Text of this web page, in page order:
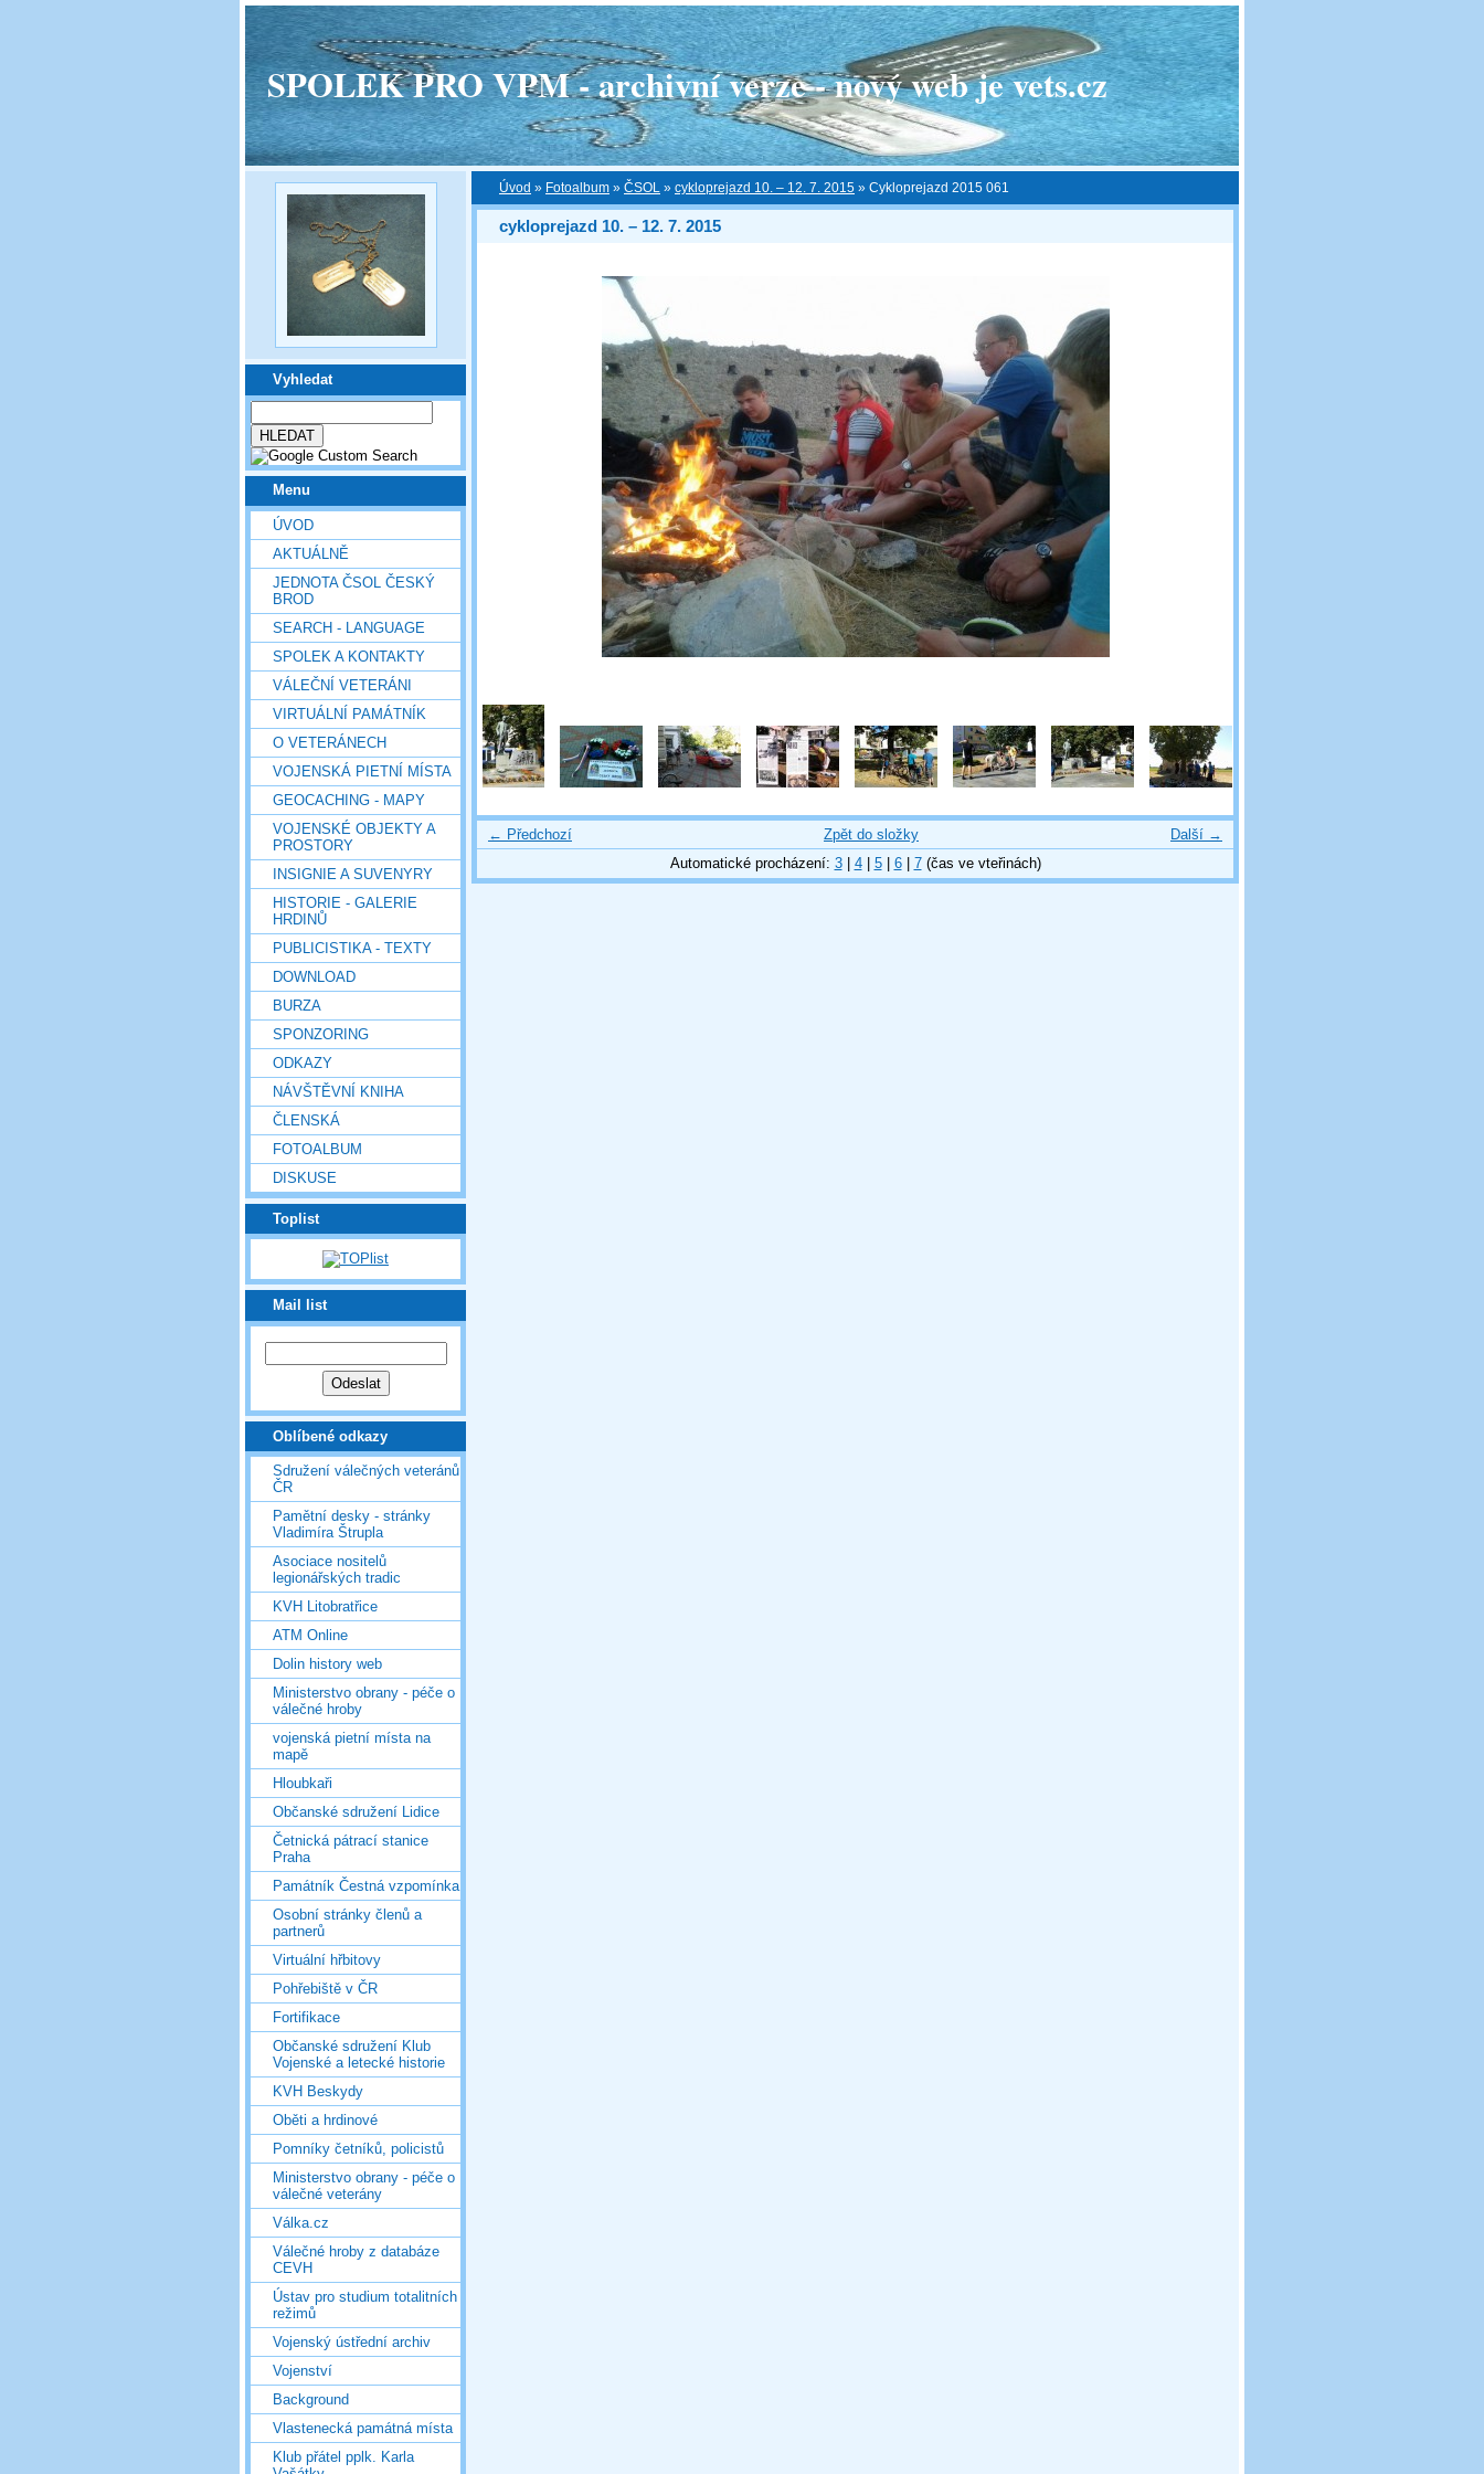
SPOLEK PRO VPM - archivní verze - nový web je vets.cz
Vyhledat
Menu
ÚVOD
AKTUÁLNĚ
JEDNOTA ČSOL ČESKÝ
BROD
SEARCH - LANGUAGE
SPOLEK A KONTAKTY
VÁLEČNÍ VETERÁNI
VIRTUÁLNÍ PAMÁTNÍK
O VETERÁNECH
VOJENSKÁ PIETNÍ MÍSTA
GEOCACHING - MAPY
VOJENSKÉ OBJEKTY A
PROSTORY
INSIGNIE A SUVENYRY
HISTORIE - GALERIE
HRDINŮ
PUBLICISTIKA - TEXTY
DOWNLOAD
BURZA
SPONZORING
ODKAZY
NÁVŠTĚVNÍ KNIHA
ČLENSKÁ
FOTOALBUM
DISKUSE
Toplist
Mail list
Oblíbené odkazy
Sdružení válečných veteránů
ČR
Pamětní desky - stránky
Vladimíra Štrupla
Asociace nositelů
legionářských tradic
KVH Litobratřice
ATM Online
Dolin history web
Ministerstvo obrany - péče o
válečné hroby
vojenská pietní místa na
mapě
Hloubkaři
Občanské sdružení Lidice
Četnická pátrací stanice
Praha
Památník Čestná vzpomínka
Osobní stránky členů a
partnerů
Virtuální hřbitovy
Pohřebiště v ČR
Fortifikace
Občanské sdružení Klub
Vojenské a letecké historie
KVH Beskydy
Oběti a hrdinové
Pomníky četníků, policistů
Ministerstvo obrany - péče o
válečné veterány
Válka.cz
Válečné hroby z databáze
CEVH
Ústav pro studium totalitních
režimů
Vojenský ústřední archiv
Vojenství
Background
Vlastenecká památná místa
Klub přátel pplk. Karla
Úvod » Fotoalbum » ČSOL » cykloprejazd 10. – 12. 7. 2015 » Cykloprejazd 2015 061
cykloprejazd 10. – 12. 7. 2015
← Předchozí Další →
Zpět do složky
Automatické procházení: 3| 4| 5| 6| 7(čas ve vteřinách)